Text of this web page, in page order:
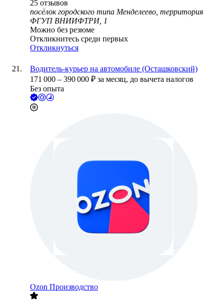
25 отзывов
посёлок городского типа Менделеево, территория
ФГУП ВНИИФТРИ, 1
Можно без резюме
Откликнитесь среди первых
Откликнуться
Водитель-курьер на автомобиле (Осташковский)
171 000 – 390 000 ₽ за месяц, до вычета налогов
Без опыта
Ozon Производство